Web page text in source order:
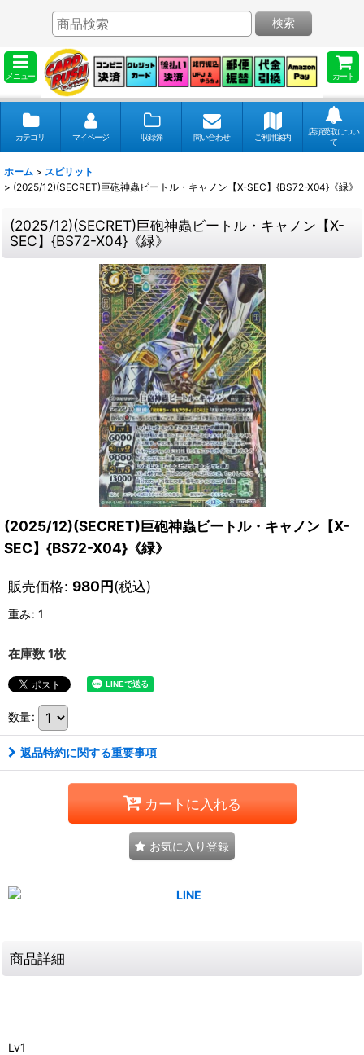
メニュー カート
検索
カテゴリ マイページ 収録弾 問い合わせ ご利用案内
店頭受取につい
て
ホーム > スピリット
> (2025/12)(SECRET)巨砲神蟲ビートル・キャノン【X-SEC】{BS72-X04}《緑》
(2025/12)(SECRET)巨砲神蟲ビートル・キャノン【X-
SEC】{BS72-X04}《緑》
(2025/12)(SECRET)巨砲神蟲ビートル・キャノン【X-
SEC】{BS72-X04}《緑》
販売価格: 980円(税込)
重み: 1
在庫数 1枚
数量:
返品特約に関する重要事項
カートに入れる
お気に入り登録
商品詳細
Lv1